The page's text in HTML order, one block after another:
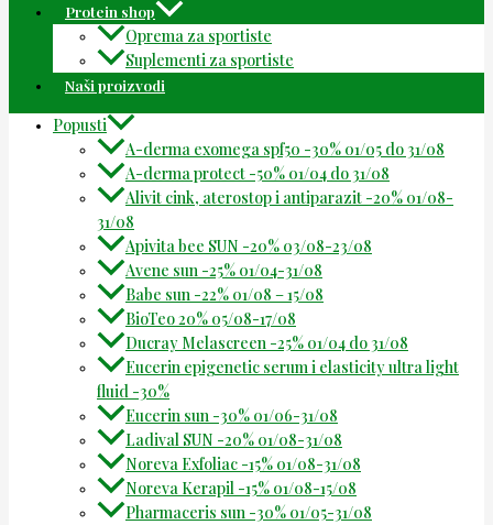
Protein shop
Oprema za sportiste
Suplementi za sportiste
Naši proizvodi
Popusti
A-derma exomega spf50 -30% 01/05 do 31/08
A-derma protect -50% 01/04 do 31/08
Alivit cink, aterostop i antiparazit -20% 01/08-
31/08
Apivita bee SUN -20% 03/08-23/08
Avene sun -25% 01/04-31/08
Babe sun -22% 01/08 – 15/08
BioTeo 20% 05/08-17/08
Ducray Melascreen -25% 01/04 do 31/08
Eucerin epigenetic serum i elasticity ultra light
fluid -30%
Eucerin sun -30% 01/06-31/08
Ladival SUN -20% 01/08-31/08
Noreva Exfoliac -15% 01/08-31/08
Noreva Kerapil -15% 01/08-15/08
Pharmaceris sun -30% 01/05-31/08